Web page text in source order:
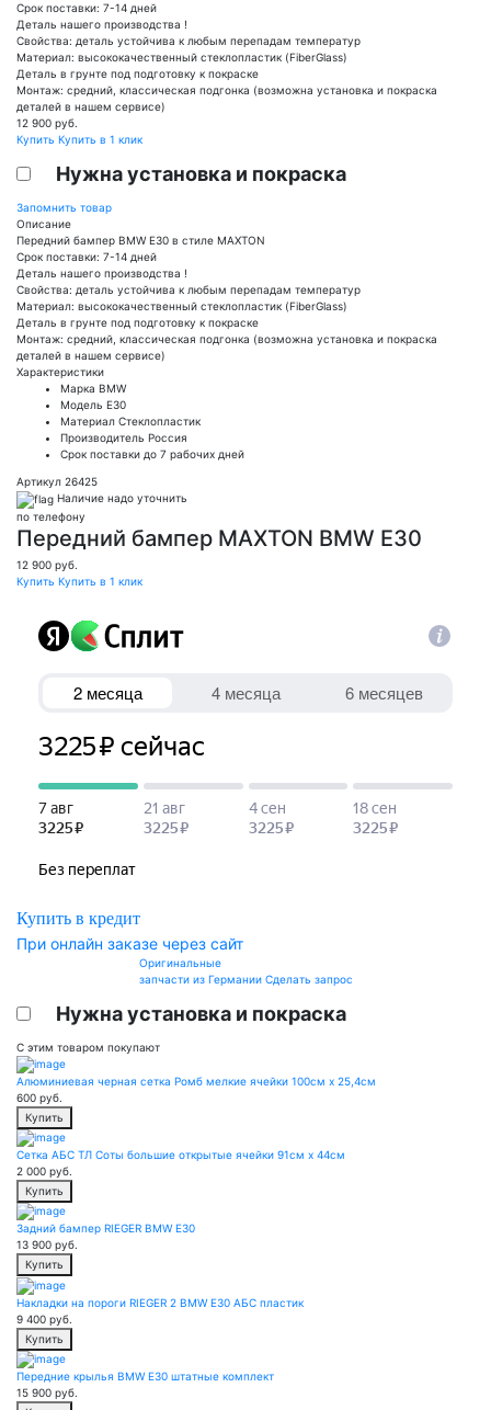
Срок поставки: 7-14 дней
Деталь нашего производства !
Свойства: деталь устойчива к любым перепадам температур
Материал: высококачественный стеклопластик (FiberGlass)
Деталь в грунте под подготовку к покраске
Монтаж: средний, классическая подгонка (возможна установка и покраска
деталей в нашем сервисе)
12 900 руб.
Купить Купить в 1 клик
Нужна установка и покраска
Запомнить товар
Описание
Передний бампер BMW E30 в стиле MAXTON
Срок поставки: 7-14 дней
Деталь нашего производства !
Свойства: деталь устойчива к любым перепадам температур
Материал: высококачественный стеклопластик (FiberGlass)
Деталь в грунте под подготовку к покраске
Монтаж: средний, классическая подгонка (возможна установка и покраска
деталей в нашем сервисе)
Характеристики
Марка BMW
Модель E30
Материал Стеклопластик
Производитель Россия
Срок поставки до 7 рабочих дней
Артикул 26425
Наличие надо уточнить
по телефону
Передний бампер MAXTON BMW E30
12 900 руб.
Купить Купить в 1 клик
Купить в кредит
При онлайн заказе через сайт
Оригинальные
запчасти из Германии Сделать запрос
Нужна установка и покраска
С этим товаром покупают
Алюминиевая черная сетка Ромб мелкие ячейки 100см х 25,4см
600 руб.
Купить
Сетка АБС ТЛ Соты большие открытые ячейки 91см х 44см
2 000 руб.
Купить
Задний бампер RIEGER BMW E30
13 900 руб.
Купить
Накладки на пороги RIEGER 2 BMW E30 АБС пластик
9 400 руб.
Купить
Передние крылья BMW E30 штатные комплект
15 900 руб.